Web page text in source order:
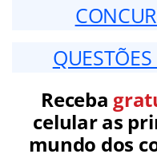
Receba
celular as
mundo dos